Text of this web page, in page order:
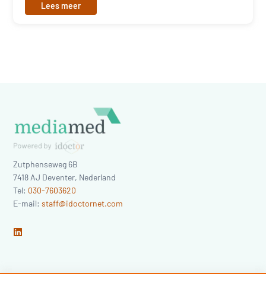
Lees meer
Zutphenseweg 6B
7418 AJ Deventer, Nederland
Tel: 030-7603620
E-mail:staff@idoctornet.com